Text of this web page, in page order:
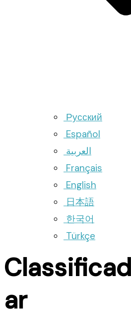
Русский
Español
العربية
Français
English
日本語
한국어
Türkçe
ar